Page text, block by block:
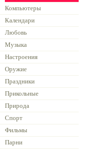
Компьютеры
Календари
Любовь
Музыка
Настроения
Оружие
Праздники
Прикольные
Природа
Спорт
Фильмы
Парни